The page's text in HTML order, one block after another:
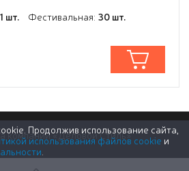
шт. Фестивальная: 30 шт.
компаний «Деловой Стиль»
Продолжив использование сайта,
использования файлов cookie и